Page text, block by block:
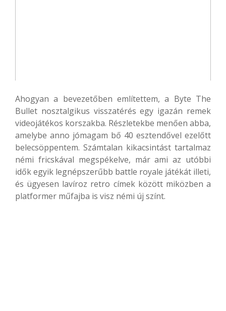
Ahogyan a bevezetőben említettem, a Byte The
Bullet nosztalgikus visszatérés egy igazán remek
videojátékos korszakba. Részletekbe menően abba,
amelybe anno jómagam bő 40 esztendővel ezelőtt
belecsöppentem. Számtalan kikacsintást tartalmaz
némi fricskával megspékelve, már ami az utóbbi
idők egyik legnépszerűbb battle royale játékát illeti,
és ügyesen lavíroz retro címek között miközben a
platformer műfajba is visz némi új színt.